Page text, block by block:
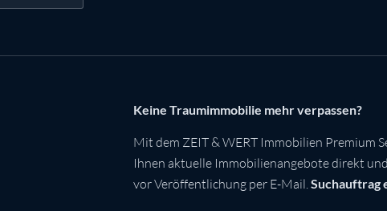
Keine Traumimmobilie mehr verpassen?
Mit dem ZEIT & WERT Immobilien Premium
Ihnen aktuelle Immobilienangebote direkt
vor Veröffentlichung per E-Mail.Suchauftrag